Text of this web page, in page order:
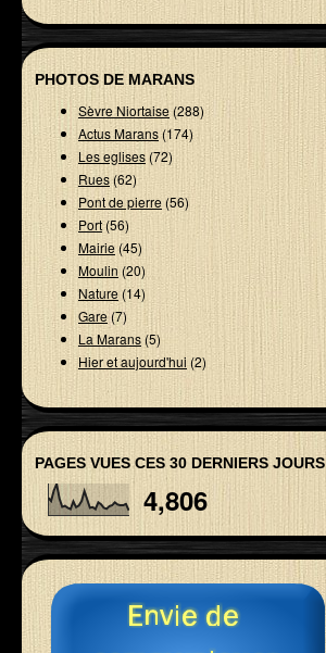
PHOTOS DE MARANS
Sèvre Niortaise(288)
Actus Marans (174)
Les eglises(72)
Rues(62)
Pont de pierre(56)
Port(56)
Mairie(45)
Moulin(20)
Nature(14)
Gare (7)
La Marans(5)
Hier et aujourd'hui (2)
PAGES VUES CES 30 DERNIERS JOURS
4,806